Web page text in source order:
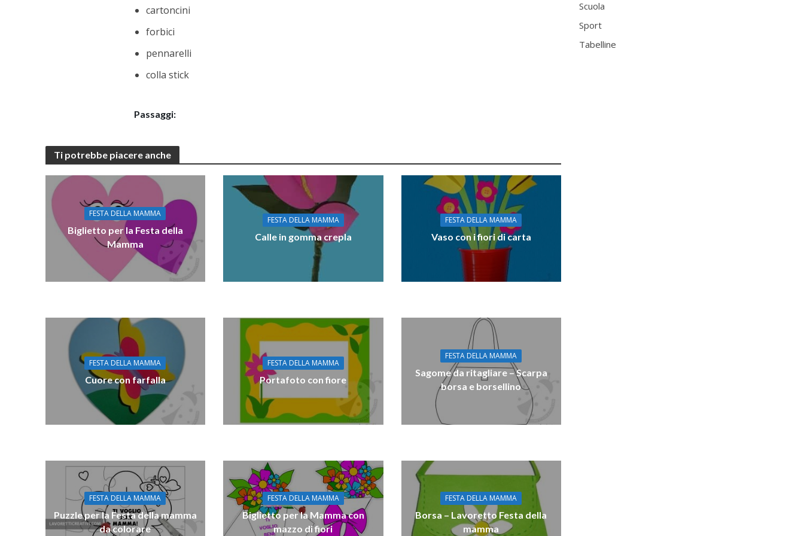
cartoncini
forbici
pennarelli
colla stick
Passaggi:
Ti potrebbe piacere anche
FESTA DELLA MAMMA
Biglietto per la Festa della
Mamma
FESTA DELLA MAMMA
Calle in gomma crepla
FESTA DELLA MAMMA
Vaso con i fiori di carta
FESTA DELLA MAMMA
Cuore con farfalla
FESTA DELLA MAMMA
Portafoto con fiore
FESTA DELLA MAMMA
Sagome da ritagliare – Scarpa
borsa e borsellino
FESTA DELLA MAMMA
Puzzle per la Festa della mamma
da colorare
FESTA DELLA MAMMA
Biglietto per la Mamma con
mazzo di fiori
FESTA DELLA MAMMA
Borsa – Lavoretto Festa della
mamma
Scuola
Sport
Tabelline